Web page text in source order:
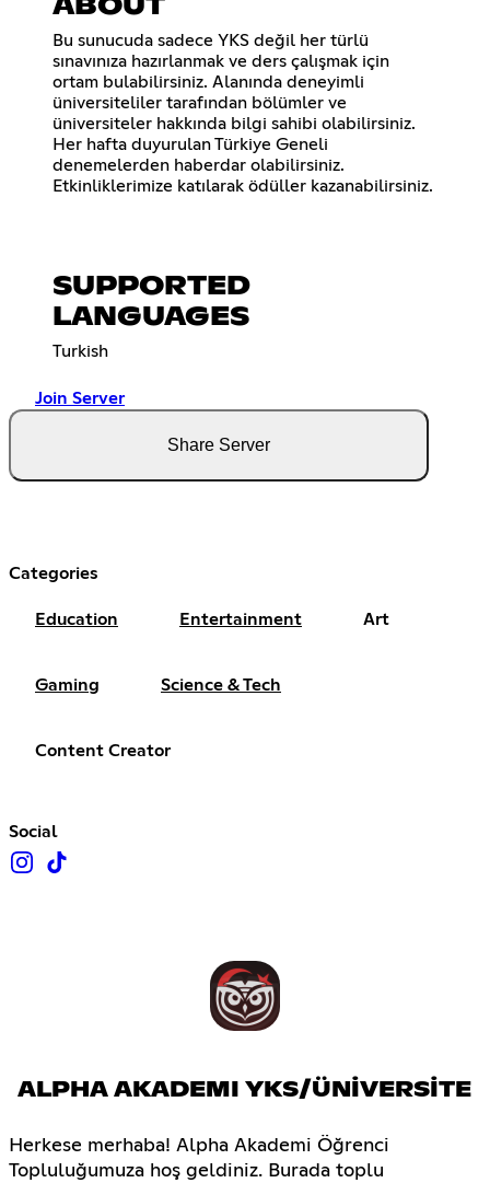
ABOUT
Bu sunucuda sadece YKS değil her türlü
sınavınıza hazırlanmak ve ders çalışmak için
ortam bulabilirsiniz. Alanında deneyimli
üniversiteliler tarafından bölümler ve
üniversiteler hakkında bilgi sahibi olabilirsiniz.
Her hafta duyurulan Türkiye Geneli
denemelerden haberdar olabilirsiniz.
Etkinliklerimize katılarak ödüller kazanabilirsiniz.
SUPPORTED
LANGUAGES
Turkish
Join Server
Share Server
Categories
Education Entertainment Art
Gaming Science & Tech
Content Creator
Social
ALPHA AKADEMI YKS/ÜNİVERSİTE
Herkese merhaba! Alpha Akademi Öğrenci
Topluluğumuza hoş geldiniz. Burada toplu